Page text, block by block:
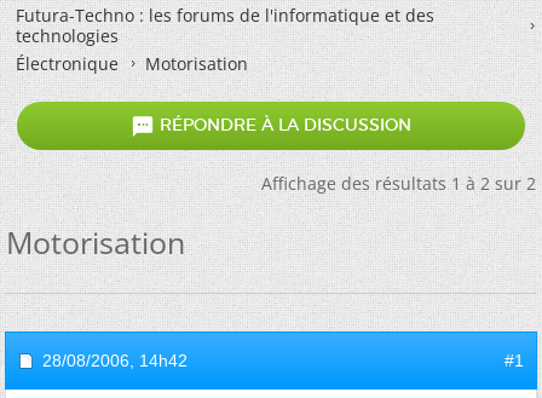
Futura-Techno : les forums de l'informatique et des
technologies
Électronique
Motorisation
 RÉPONDRE À LA DISCUSSION
Affichage des résultats 1 à 2 sur 2
Motorisation
28/08/2006, 14h42 #1